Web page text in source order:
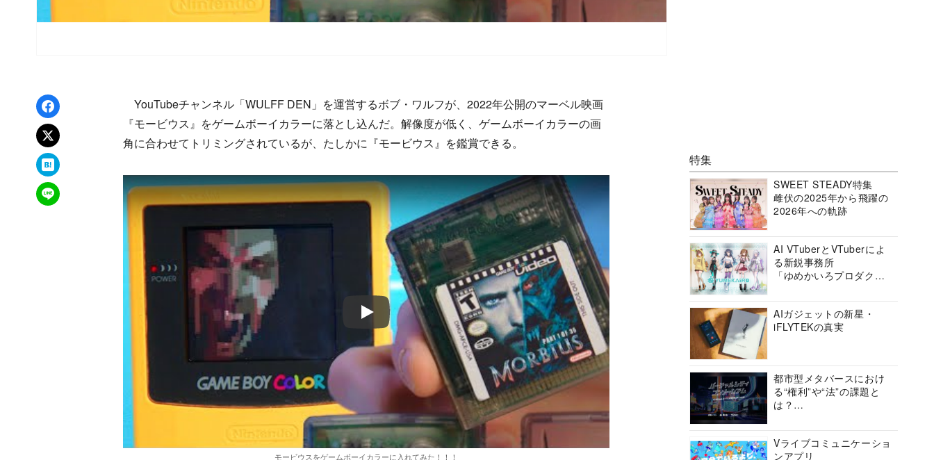
Facebookでシェア
xでポスト
はてなブックマーク
LINEで送る
YouTubeチャンネル「WULFF DEN」を運営するボブ・ワルフが、2022年公開のマーベル映画
『モービウス』をゲームボーイカラーに落とし込んだ。解像度が低く、ゲームボーイカラーの画
角に合わせてトリミングされているが、たしかに『モービウス』を鑑賞できる。
モービウスをゲームボーイカラーに入れてみた！！！
特集
SWEET STEADY特集
雌伏の2025年から飛躍の
2026年への軌跡
AI VTuberとVTuberによ
る新鋭事務所
「ゆめかいろプロダクシ
AIガジェットの新星・
iFLYTEKの真実
都市型メタバースにおけ
る“権利”や“法”の課題と
は？
ーシアムの挑戦に迫る
Vライブコミュニケーショ
ンアプリ